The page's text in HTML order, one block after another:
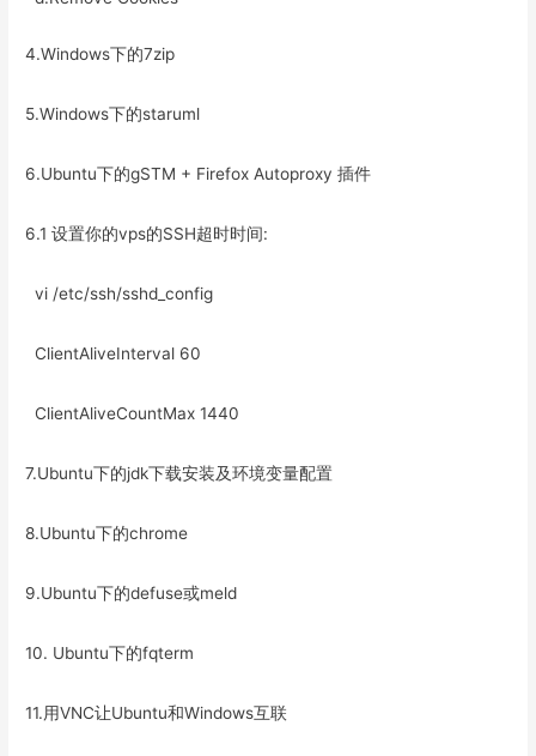
4.Windows下的7zip
5.Windows下的staruml
6.Ubuntu下的gSTM + Firefox Autoproxy 插件
6.1 设置你的vps的SSH超时时间:
vi /etc/ssh/sshd_config
ClientAliveInterval 60
ClientAliveCountMax 1440
7.Ubuntu下的jdk下载安装及环境变量配置
8.Ubuntu下的chrome
9.Ubuntu下的defuse或meld
10. Ubuntu下的fqterm
11.用VNC让Ubuntu和Windows互联